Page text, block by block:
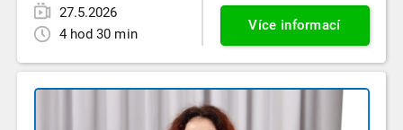
27.5.2026
4 hod 30 min
Více informací